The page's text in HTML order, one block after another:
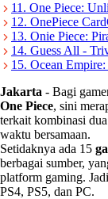
11. One Piece:
12. OnePiece
13. Onie Piece:
14. Guess All -
15. Ocean
Jakarta - Bagi
One Piece, sini
terkait kombinasi
waktu bersamaan.
Setidaknya ada 15
berbagai sumber,
platform gaming.
PS4, PS5, dan PC.